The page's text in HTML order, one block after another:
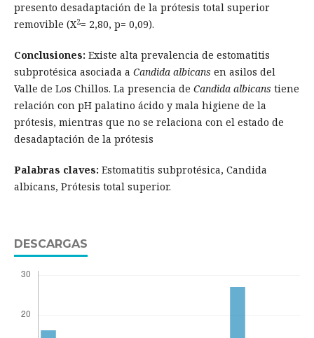
presento desadaptación de la prótesis total superior
removible (X2= 2,80, p= 0,09).
Conclusiones: Existe alta prevalencia de estomatitis
subprotésica asociada a Candida albicans en asilos del
Valle de Los Chillos. La presencia de Candida albicans tiene
relación con pH palatino ácido y mala higiene de la
prótesis, mientras que no se relaciona con el estado de
desadaptación de la prótesis
Palabras claves: Estomatitis subprotésica, Candida
albicans, Prótesis total superior.
DESCARGAS